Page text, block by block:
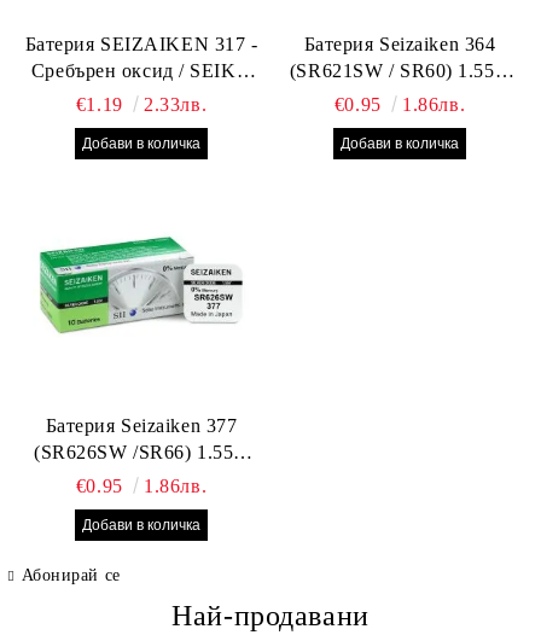
Батерия SEIZAIKEN 317 -
Сребърен оксид / SEIKO
SR516SW / SR62 – 1.55V –
Оригинална от Япония
€1.19 2.33лв.
Батерия Seizaiken 364
(SR621SW / SR60) 1.55V
Silver Oxide – оригинална
Seiko батерия за часовник
€0.95 1.86лв.
Батерия Seizaiken 377
(SR626SW /SR66) 1.55V
Silver Oxide – оригинална
Seiko батерия за часовник,
Made in Japan
€0.95 1.86лв.
Абонирай се
Най-продавани